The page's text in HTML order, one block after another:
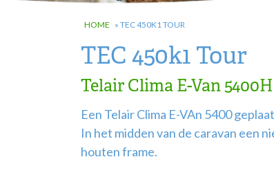
HOME » TEC 450K1 TOUR
TEC 450k1 Tour
Telair Clima E-Van 5400H
Een Telair Clima E-VAn 5400
In het midden van de caravan een
houten frame.